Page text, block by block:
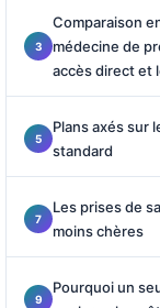
Comparaison
médecine de
accès direct et
Plans axés sur
standard
Les prises de
moins chères
Pourquoi un